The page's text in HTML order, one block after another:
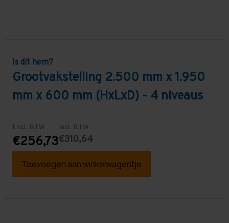
Is dit hem?
Grootvakstelling 2.500 mm x 1.950
mm x 600 mm (HxLxD) - 4 niveaus
Excl. BTW
€256,73
Incl. BTW
€310,64
Toevoegen aan winkelwagentje